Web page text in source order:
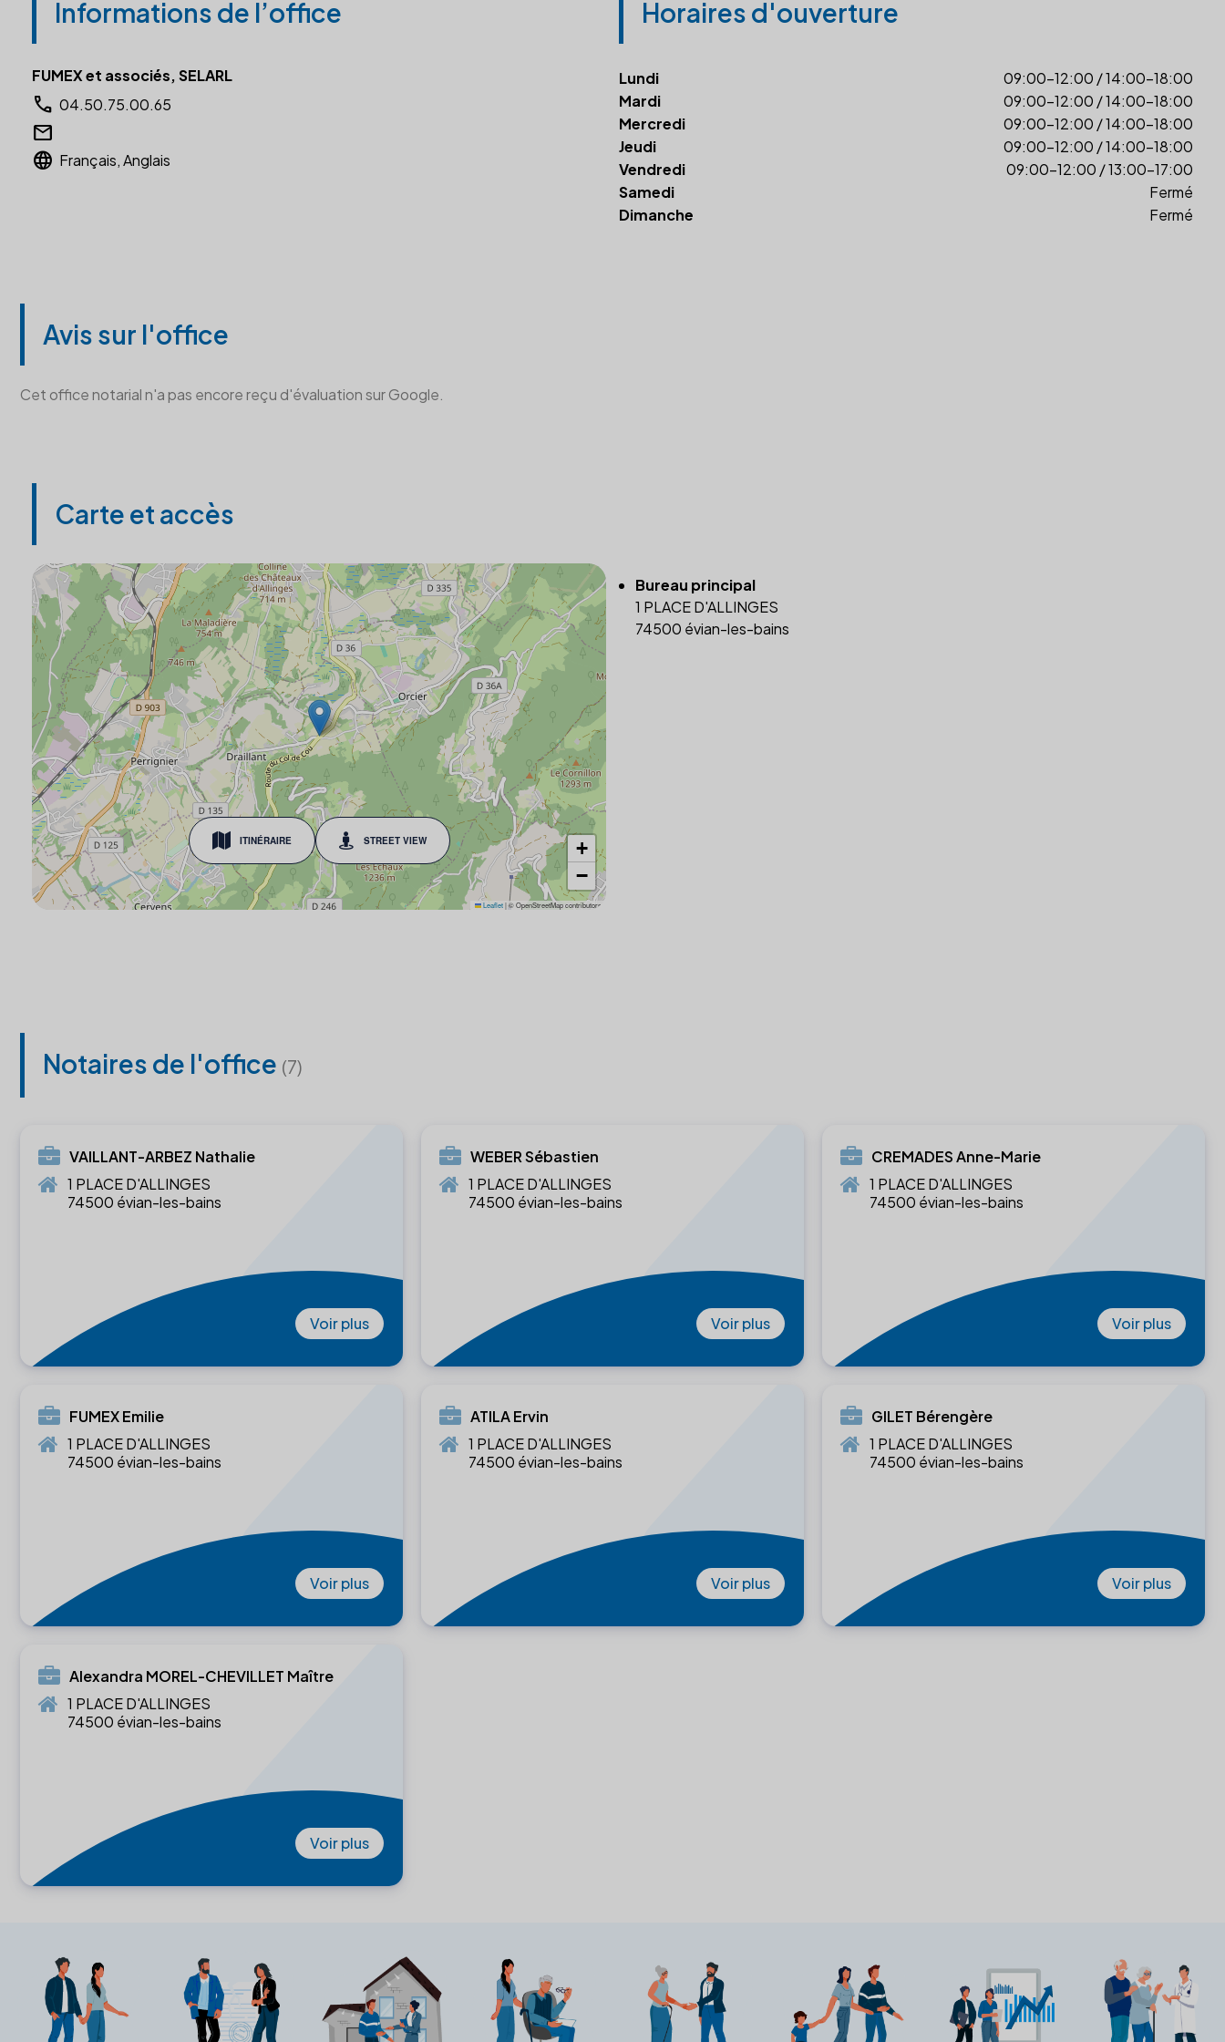
Informations de l’office
FUMEX et associés, SELARL
call 04.50.75.00.65
email
language Français, Anglais
Horaires d'ouverture
Lundi
09:00-12:00 / 14:00-18:00
Mardi
09:00-12:00 / 14:00-18:00
Mercredi
09:00-12:00 / 14:00-18:00
Jeudi
09:00-12:00 / 14:00-18:00
Vendredi
09:00-12:00 / 13:00-17:00
Samedi
Fermé
Dimanche
Fermé
Avis sur l'office
Cet office notarial n'a pas encore reçu d'évaluation sur Google.
Carte et accès
ITINÉRAIRE STREET VIEW
+
−
Leaflet |© OpenStreetMap contributors
Bureau principal
1 PLACE D'ALLINGES
74500 évian-les-bains
Notaires de l'office (7)
VAILLANT-ARBEZ Nathalie
1 PLACE D'ALLINGES
74500 évian-les-bains
Voir plus
WEBER Sébastien
1 PLACE D'ALLINGES
74500 évian-les-bains
Voir plus
CREMADES Anne-Marie
1 PLACE D'ALLINGES
74500 évian-les-bains
Voir plus
FUMEX Emilie
1 PLACE D'ALLINGES
74500 évian-les-bains
Voir plus
ATILA Ervin
1 PLACE D'ALLINGES
74500 évian-les-bains
Voir plus
GILET Bérengère
1 PLACE D'ALLINGES
74500 évian-les-bains
Voir plus
Alexandra MOREL-CHEVILLET Maître
1 PLACE D'ALLINGES
74500 évian-les-bains
Voir plus